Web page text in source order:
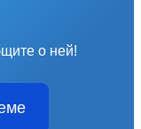
о ней!